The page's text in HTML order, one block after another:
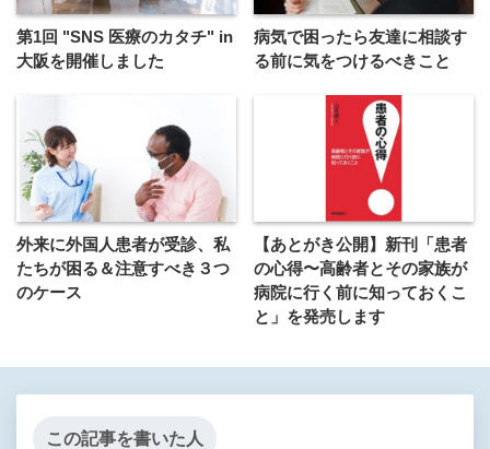
第1回 "SNS 医療のカタチ" in
大阪を開催しました
病気で困ったら友達に相談す
る前に気をつけるべきこと
外来に外国人患者が受診、私
たちが困る＆注意すべき３つ
のケース
【あとがき公開】新刊「患者
の心得〜高齢者とその家族が
病院に行く前に知っておくこ
と」を発売します
この記事を書いた人